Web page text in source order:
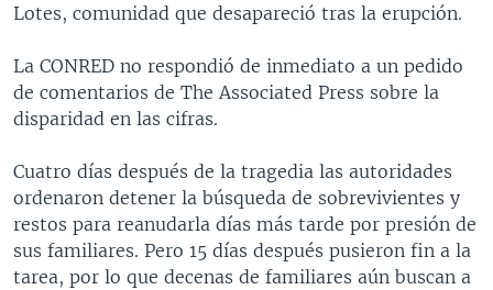
Lotes, comunidad que desapareció tras la erupción.
La CONRED no respondió de inmediato a un pedido
de comentarios de The Associated Press sobre la
disparidad en las cifras.
Cuatro días después de la tragedia las autoridades
ordenaron detener la búsqueda de sobrevivientes y
restos para reanudarla días más tarde por presión de
sus familiares. Pero 15 días después pusieron fin a la
tarea, por lo que decenas de familiares aún buscan a